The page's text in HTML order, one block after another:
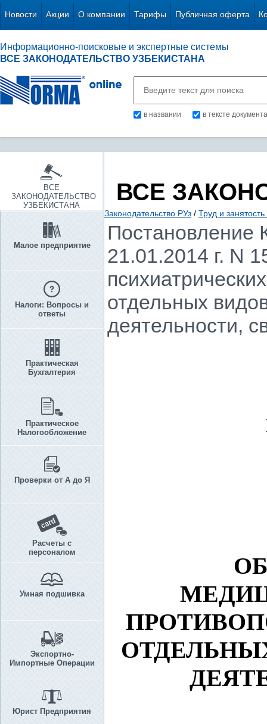
Новости Акции О компании Тарифы Публичная оферта
Информационно-поисковые и экспертные системы
ВСЕ ЗАКОНОДАТЕЛЬСТВО УЗБЕКИСТАНА
в названии в тексте документа
ВСЕ
ЗАКОНОДАТЕЛЬСТВО
УЗБЕКИСТАНА
Малое предприятие
Налоги: Вопросы и
ответы
Практическая
Бухгалтерия
Практическое
Налогообложение
Проверки от А до Я
Расчеты с
персоналом
Умная подшивка
Экспортно-
Импортные Операции
Юрист Предприятия
ВСЕ
Законодательство РУз / Труд и
Постановление
21.01.2014 г. N
отдельных
деятельности,